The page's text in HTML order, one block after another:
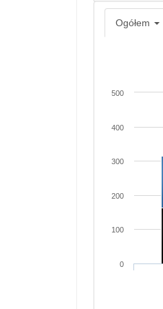
Ogółem
0
100
200
300
400
500